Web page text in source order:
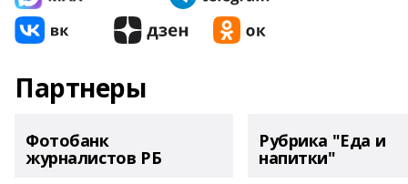
Партнеры
Фотобанк
журналистов РБ
Рубрика "Еда и
напитки"